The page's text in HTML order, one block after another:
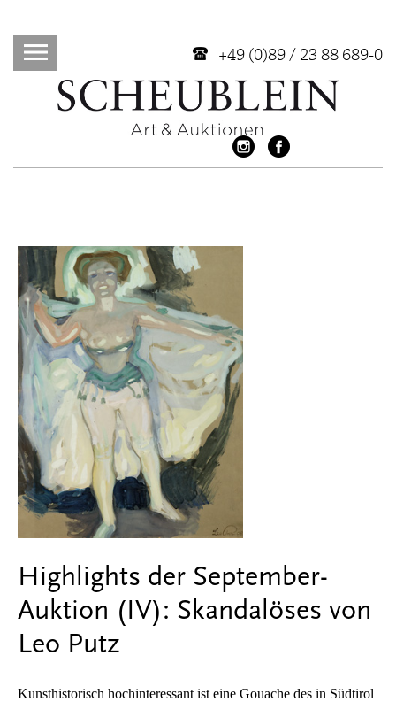
+49 (0)89 / 23 88 689-0
Highlights der September-
Auktion (IV): Skandalöses von
Leo Putz
Kunsthistorisch hochinteressant ist eine Gouache des in Südtirol